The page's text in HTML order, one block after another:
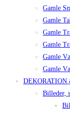
Gamle
Gamle
Gamle
Gamle
Gamle
Gamle
DEKORATION
Billeder,